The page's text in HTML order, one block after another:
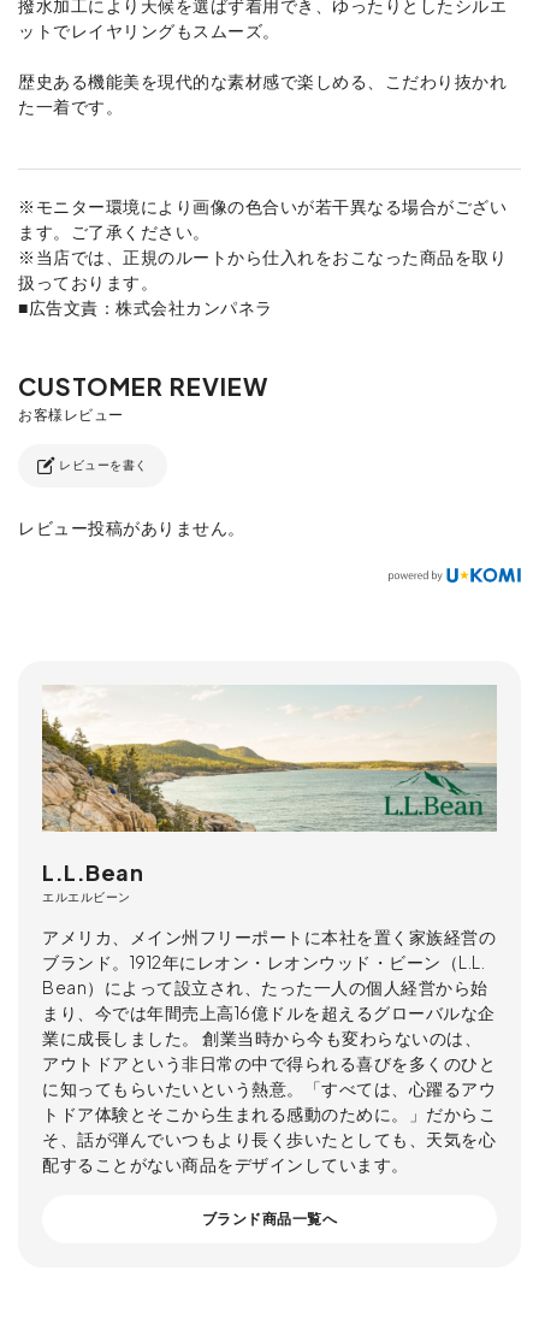
撥水加工により天候を選ばず着用でき、ゆったりとしたシルエ
ットでレイヤリングもスムーズ。
歴史ある機能美を現代的な素材感で楽しめる、こだわり抜かれ
た一着です。
※モニター環境により画像の色合いが若干異なる場合がござい
ます。ご了承ください。
※当店では、正規のルートから仕入れをおこなった商品を取り
扱っております。
■広告文責：株式会社カンパネラ
レビューを書く
レビュー投稿がありません。
L.L.Bean
エルエルビーン
アメリカ、メイン州フリーポートに本社を置く家族経営の
ブランド。1912年にレオン・レオンウッド・ビーン（L.L.
Bean）によって設立され、たった一人の個人経営から始
まり、今では年間売上高16億ドルを超えるグローバルな企
業に成長しました。 創業当時から今も変わらないのは、
アウトドアという非日常の中で得られる喜びを多くのひと
に知ってもらいたいという熱意。「すべては、心躍るアウ
トドア体験とそこから生まれる感動のために。」だからこ
そ、話が弾んでいつもより長く歩いたとしても、天気を心
配することがない商品をデザインしています。
ブランド商品一覧へ